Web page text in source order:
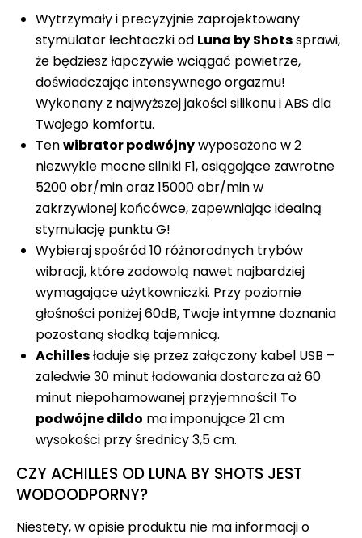
Wytrzymały i precyzyjnie zaprojektowany
stymulator łechtaczki od Luna by Shotssprawi,
że będziesz łapczywie wciągać powietrze,
doświadczając intensywnego orgazmu!
Wykonany z najwyższej jakości silikonu i ABS dla
Twojego komfortu.
Tenwibrator podwójnywyposażono w 2
niezwykle mocne silniki F1, osiągające zawrotne
5200 obr/min oraz 15000 obr/min w
zakrzywionej końcówce, zapewniając idealną
stymulację punktu G!
Wybieraj spośród 10 różnorodnych trybów
wibracji, które zadowolą nawet najbardziej
wymagające użytkowniczki. Przy poziomie
głośności poniżej 60dB, Twoje intymne doznania
pozostaną słodką tajemnicą.
Achillesładuje się przez załączony kabel USB –
zaledwie 30 minut ładowania dostarcza aż 60
minut niepohamowanej przyjemności! To
podwójne dildo ma imponujące 21 cm
wysokości przy średnicy 3,5 cm.
CZY ACHILLES OD LUNA BY SHOTS JEST
WODOODPORNY?
Niestety, w opisie produktu nie ma informacji o